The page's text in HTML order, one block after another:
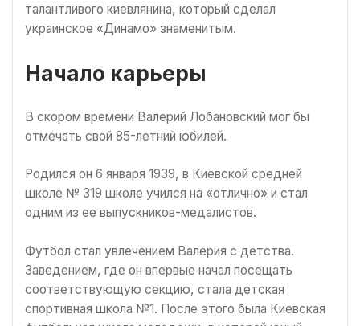
талантливого киевлянина, который сделал
украинское «Динамо» знаменитым.
Начало карьеры
В скором времени Валерий Лобановский мог бы
отмечать свой 85-летний юбилей.
Родился он 6 января 1939, в Киевской средней
школе № 319 школе учился на «отлично» и стал
одним из ее выпускников-медалистов.
Футбол стал увлечением Валерия с детства.
Заведением, где он впервые начал посещать
соответствующую секцию, стала детская
спортивная школа №1. После этого была Киевская